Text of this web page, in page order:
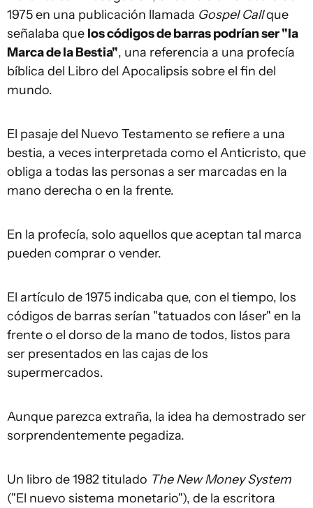
1975 en una publicación llamada Gospel Callque
señalaba que los códigos de barras podrían ser "la
Marca de la Bestia", una referencia a una profecía
bíblica del Libro del Apocalipsis sobre el fin del
mundo.
El pasaje del Nuevo Testamento se refiere a una
bestia, a veces interpretada como el Anticristo, que
obliga a todas las personas a ser marcadas en la
mano derecha o en la frente.
En la profecía, solo aquellos que aceptan tal marca
pueden comprar o vender.
El artículo de 1975 indicaba que, con el tiempo, los
códigos de barras serían "tatuados con láser" en la
frente o el dorso de la mano de todos, listos para
ser presentados en las cajas de los
supermercados.
Aunque parezca extraña, la idea ha demostrado ser
sorprendentemente pegadiza.
Un libro de 1982 titulado The New Money System
("El nuevo sistema monetario"), de la escritora